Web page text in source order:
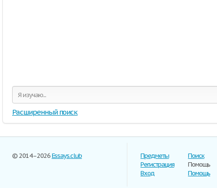
Расширенный поиск
© 2014–2026Essays.club
Предметы
Регистрация
Вход
Поиск
Помощь
Помощь